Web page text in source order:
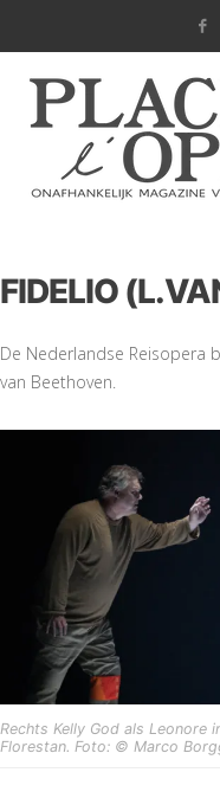
FIDELIO
De Nederlandse Reisopera
van Beethoven.
Rechts Kelly God als Leonore
Florestan. Foto: © Marco